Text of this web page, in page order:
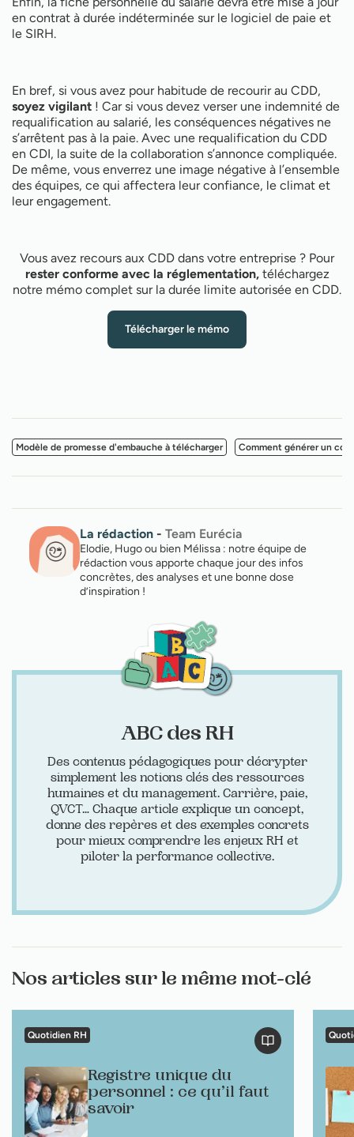
en contrat à durée indéterminée sur le logiciel de paie et
le SIRH.
En bref, si vous avez pour habitude de recourir au CDD,
soyez vigilant ! Car si vous devez verser une indemnité de
requalification au salarié, les conséquences négatives ne
s’arrêtent pas à la paie. Avec une requalification du CDD
en CDI, la suite de la collaboration s’annonce compliquée.
De même, vous enverrez une image négative à l’ensemble
des équipes, ce qui affectera leur confiance, le climat et
leur engagement.
Vous avez recours aux CDD dans votre entreprise ? Pour
rester conforme avec la réglementation, téléchargez
notre mémo complet sur la durée limite autorisée en CDD.
Télécharger le mémo
Modèle de promesse d'embauche à télécharger Comment générer un
La rédaction - Team Eurécia
Elodie, Hugo ou bien Mélissa : notre équipe de
rédaction vous apporte chaque jour des infos
concrètes, des analyses et une bonne dose
d’inspiration !
ABC des RH
Des contenus pédagogiques pour décrypter
simplement les notions clés des ressources
humaines et du management. Carrière, paie,
QVCT… Chaque article explique un concept,
donne des repères et des exemples concrets
pour mieux comprendre les enjeux RH et
piloter la performance collective.
Nos articles sur le même mot-clé
Quotidien RH
Registre unique du
personnel : ce qu’il faut
savoir